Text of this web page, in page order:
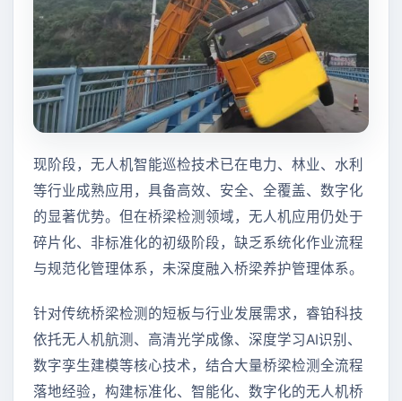
现阶段，无人机智能巡检技术已在电力、林业、水利
等行业成熟应用，具备高效、安全、全覆盖、数字化
的显著优势。但在桥梁检测领域，无人机应用仍处于
碎片化、非标准化的初级阶段，缺乏系统化作业流程
与规范化管理体系，未深度融入桥梁养护管理体系。
针对传统桥梁检测的短板与行业发展需求，睿铂科技
依托无人机航测、高清光学成像、深度学习AI识别、
数字孪生建模等核心技术，结合大量桥梁检测全流程
落地经验，构建标准化、智能化、数字化的无人机桥